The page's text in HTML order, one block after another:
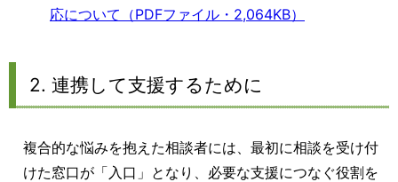
応について（PDFファイル・2,064KB）
2. 連携して支援するために
複合的な悩みを抱えた相談者には、最初に相談を受け付
けた窓口が「入口」となり、必要な支援につなぐ役割を